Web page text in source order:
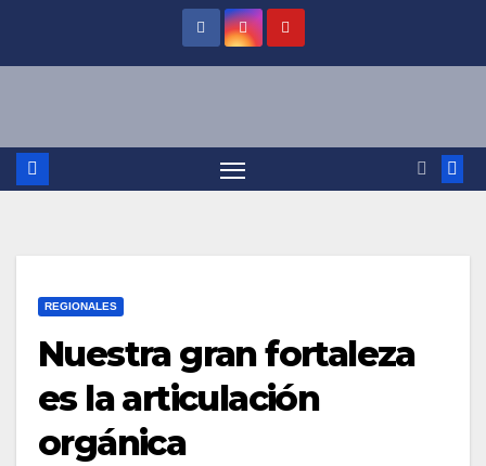
REGIONALES
Nuestra gran fortaleza
es la articulación
orgánica